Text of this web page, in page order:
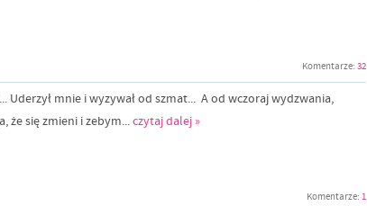
Komentarze: 32
Uderzył mnie i wyzywał od szmat... A od wczoraj wydzwania,
że się zmieni i zebym...czytaj dalej »
Komentarze: 1